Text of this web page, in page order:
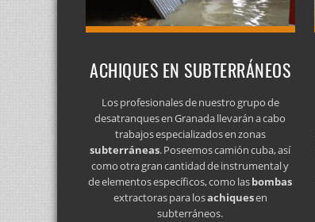
ACHIQUES EN SUBTERRÁNEOS
Los profesionales de nuestro grupo de
desatranques en Granada llevarán a cabo
trabajos especializados en zonas
subterráneas. Poseemos camión cuba, así
como otra gran cantidad de instrumental y
de elementos específicos, como lasbombas
extractoras para losachiquesen
subterráneos.